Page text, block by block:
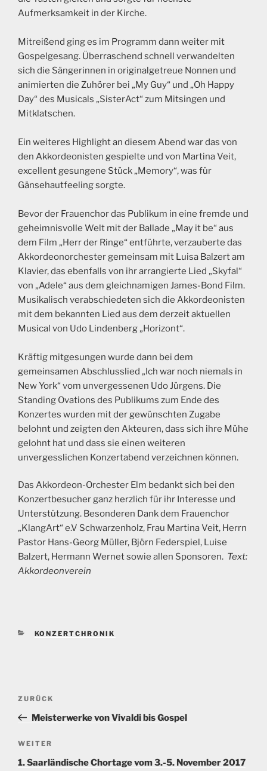
Aufmerksamkeit in der Kirche.
Mitreißend ging es im Programm dann weiter mit
Gospelgesang. Überraschend schnell verwandelten
sich die Sängerinnen in originalgetreue Nonnen und
animierten die Zuhörer bei „My Guy“ und „Oh Happy
Day“ des Musicals „SisterAct“ zum Mitsingen und
Mitklatschen.
Ein weiteres Highlight an diesem Abend war das von
den Akkordeonisten gespielte und von Martina Veit,
excellent gesungene Stück „Memory“, was für
Gänsehautfeeling sorgte.
Bevor der Frauenchor das Publikum in eine fremde und
geheimnisvolle Welt mit der Ballade „May it be“ aus
dem Film „Herr der Ringe“ entführte, verzauberte das
Akkordeonorchester gemeinsam mit Luisa Balzert am
Klavier, das ebenfalls von ihr arrangierte Lied „Skyfal“
von „Adele“ aus dem gleichnamigen James-Bond Film.
Musikalisch verabschiedeten sich die Akkordeonisten
mit dem bekannten Lied aus dem derzeit aktuellen
Musical von Udo Lindenberg „Horizont“.
Kräftig mitgesungen wurde dann bei dem
gemeinsamen Abschlusslied „Ich war noch niemals in
New York“ vom unvergessenen Udo Jürgens. Die
Standing Ovations des Publikums zum Ende des
Konzertes wurden mit der gewünschten Zugabe
belohnt und zeigten den Akteuren, dass sich ihre Mühe
gelohnt hat und dass sie einen weiteren
unvergesslichen Konzertabend verzeichnen können.
Das Akkordeon-Orchester Elm bedankt sich bei den
Konzertbesucher ganz herzlich für ihr Interesse und
Unterstützung. Besonderen Dank dem Frauenchor
„KlangArt“ e.V Schwarzenholz, Frau Martina Veit, Herrn
Pastor Hans-Georg Müller, Björn Federspiel, Luise
Balzert, Hermann Wernet sowie allen Sponsoren. Text:
Akkordeonverein
KATEGORIEN
KONZERTCHRONIK
Beitragsnavigation
Vorheriger
Beitrag
ZURÜCK
Meisterwerke von Vivaldi bis Gospel
Nächster
Beitrag
WEITER
1. Saarländische Chortage vom 3.-5. November 2017